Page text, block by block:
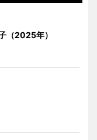
（2025年）